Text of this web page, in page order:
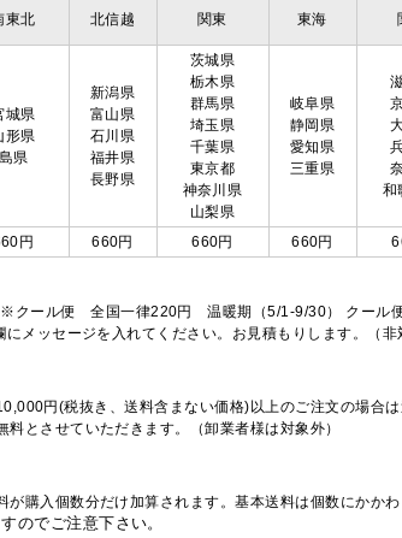
東北 北信越 関東 東海
城県
形県
県
新潟県
富山県
石川県
福井県
長野県
茨城県
栃木県
群馬県
埼玉県
千葉県
東京都
神奈川県
山梨県
岐阜県
静岡県
愛知県
三重県
和
円 660円 660円 660円
※クール便 全国一律220円 温暖期（5/1-9/30） クール
メッセージを入れてください。お見積もりします。（非
円(税抜き、送料含まない価格)以上のご注文の場合
とさせていただきます。（卸業者様は対象外）
購入個数分だけ加算されます。基本送料は個数にかか
のでご注意下さい。